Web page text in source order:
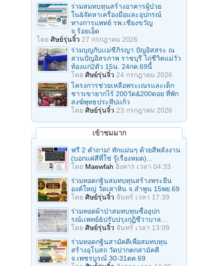
ร่วมสมทบทุนสร้างอาคารผู้ป่วย
ใน&จัดหาเครื่องมือและอุปกรณ์
ทางการแพทย์ รพ.เชียงขวัญ
จ.ร้อยเอ็ด
โดย ศิษย์รุ่นจิ๋ว 27 กรกฎาคม 2026
ร่วมบุญกับเเม่ชีภิรญา ปัญอิสสระ ณ
สวนปัญอิสรภาพ ราชบุรี ไถ่ชีวิตแม่วัว
ท้องแก่2ตัว 15น. 24กค.69นี้
โดย ศิษย์รุ่นจิ๋ว 24 กรกฎาคม 2026
โครงการช่วยเหลือพระเณรและเด็ก
ชาวเขายากไร้ 200วัด&200ดอย ที่พัก
สงฆ์พุทธประทีปแก้ว
โดย ศิษย์รุ่นจิ๋ว 23 กรกฎาคม 2026
เข้าชมมาก
ฟรี 2 คำถาม! ทักแม่นๆ ด้วยสีพลังงาน
(บอกแค่สีที่ใช่ รู้เรื่องหมด)...
โดย Maewfah อังคาร เวลา 04:33
ร่วมทอดกฐินสมทบทุนสร้างพระยืน
องค์ใหญ่ วัดเสาหิน จ.ลําพูน 15พย.69
โดย ศิษย์รุ่นจิ๋ว จันทร์ เวลา 17:39
ร่วมทอดผ้าป่าสมทบทุนซื้ออุปก
รณ์เเพทย์&ปรับปรุงกุฏิชีวาบาล...
โดย ศิษย์รุ่นจิ๋ว จันทร์ เวลา 13:09
ร่วมทอดกฐินสามัคคีเพื่อสมทบทุน
สร้างอุโบสถ วัดปากตกสามัคคี
จ.เพชรบูรณ์ 30-31ตค.69